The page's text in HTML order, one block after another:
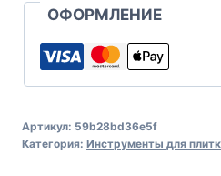
ОФОРМЛЕНИЕ
Артикул: 59b28bd36e5f
Категория: Инструменты для